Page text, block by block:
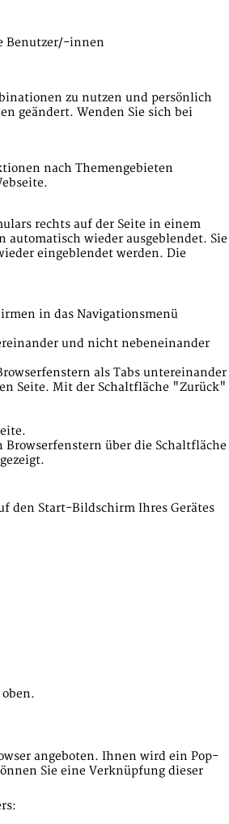
Benutzer/-innen
zu nutzen und persönlich
geändert. Wenden Sie sich bei
nach Themengebieten
rechts auf der Seite in einem
automatisch wieder ausgeblendet. Sie
eingeblendet werden. Die
in das Navigationsmenü
und nicht nebeneinander
als Tabs untereinander
Seite. Mit der Schaltfläche "Zurück"
über die Schaltfläche
den Start-Bildschirm Ihres Gerätes
angeboten. Ihnen wird ein Pop-
Sie eine Verknüpfung dieser